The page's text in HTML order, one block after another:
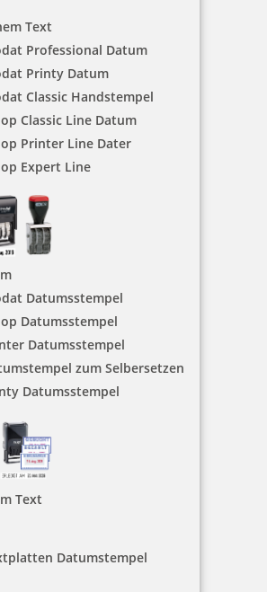
Text
Professional Datum
Printy Datum
Classic Handstempel
Classic Line Datum
Printer Line Dater
Expert Line
Datumsstempel
Datumsstempel
Datumsstempel
zum Selbersetzen
Datumsstempel
Text
Datumstempel
35,70 €
Heri Stamp & Touch Pen 3307 Gelb mit
Gutschein
35,70 €